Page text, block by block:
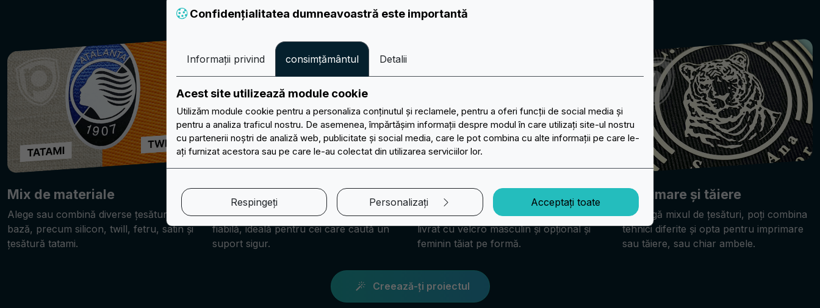
Fă-ți proiectul unic
Mix de materiale
Alege sau combină diverse țesături de
bază, precum silicon, twill, fetru, satin și
țesătură tatami.
Termoadesiv
Spatele termoadesiv oferă o soluție
fiabilă, ideală pentru cei care caută un
suport sigur.
Velcro
Clasicul scurt și lipeste (Hook & Loop)
livrat cu velcro masculin și opțional și
feminin tăiat pe formă.
Imprimare și tăiere
Pe lângă mixul de țesături, poți combina
tehnici diferite și opta pentru imprimare
sau tăiere, sau chiar ambele.
Creează-ți proiectul
Confidențialitatea dumneavoastră este importantă
Informații privind consimțământul Detalii
Acest site utilizează module cookie
Utilizăm module cookie pentru a personaliza conținutul și reclamele, pentru a oferi funcții de social media și
pentru a analiza traficul nostru. De asemenea, împărtășim informații despre modul în care utilizați site-ul nostru
cu partenerii noștri de analiză web, publicitate și social media, care le pot combina cu alte informații pe care le-
ați furnizat acestora sau pe care le-au colectat din utilizarea serviciilor lor.
Acceptați toate
Personalizați
Respingeți